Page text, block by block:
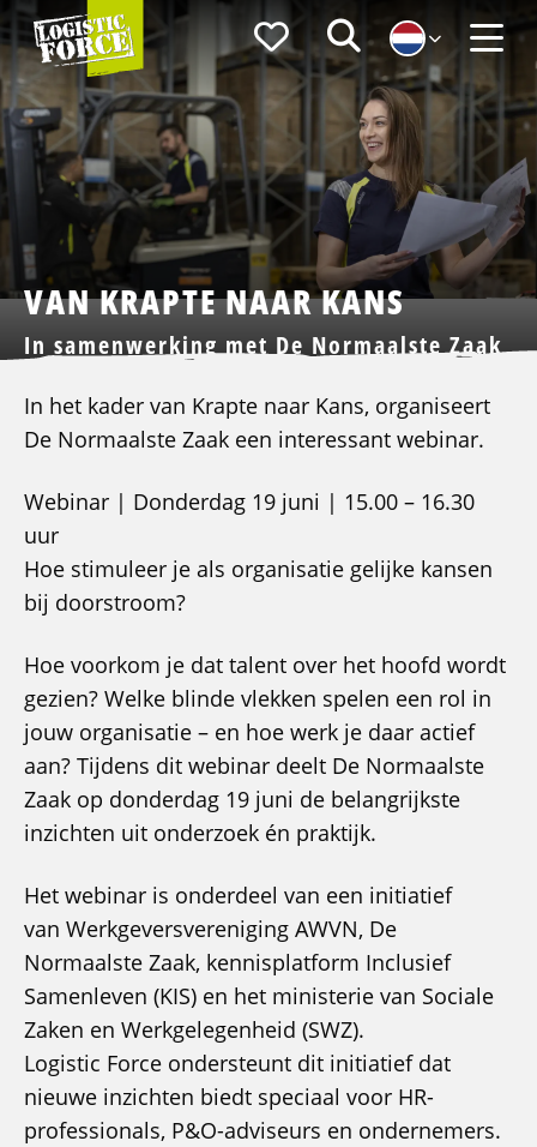
Logistic
Force
FavorietenZoeken
Menu
VAN KRAPTE NAAR KANS
In samenwerking met De Normaalste Zaak
In het kader van Krapte naar Kans, organiseert
De Normaalste Zaak een interessant webinar.
Webinar | Donderdag 19 juni | 15.00 – 16.30
uur
Hoe stimuleer je als organisatie gelijke kansen
bij doorstroom?
Hoe voorkom je dat talent over het hoofd wordt
gezien? Welke blinde vlekken spelen een rol in
jouw organisatie – en hoe werk je daar actief
aan? Tijdens dit webinar deelt De Normaalste
Zaak op donderdag 19 juni de belangrijkste
inzichten uit onderzoek én praktijk.
Het webinar is onderdeel van een initiatief
van Werkgeversvereniging AWVN, De
Normaalste Zaak, kennisplatform Inclusief
Samenleven (KIS) en het ministerie van Sociale
Zaken en Werkgelegenheid (SWZ).
Logistic Force ondersteunt dit initiatief dat
nieuwe inzichten biedt speciaal voor HR-
professionals, P&O-adviseurs en ondernemers.